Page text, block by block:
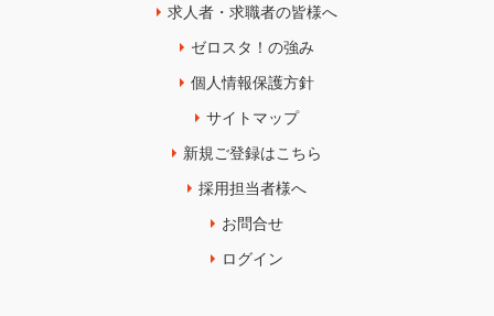
求人者・求職者の皆様へ
ゼロスタ！の強み
個人情報保護方針
サイトマップ
新規ご登録はこちら
採用担当者様へ
お問合せ
ログイン